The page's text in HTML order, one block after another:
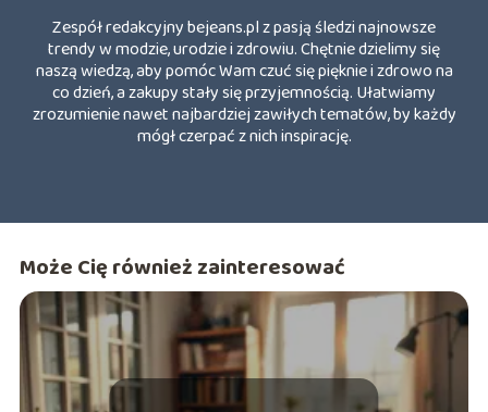
Zespół redakcyjny bejeans.pl z pasją śledzi najnowsze
trendy w modzie, urodzie i zdrowiu. Chętnie dzielimy się
naszą wiedzą, aby pomóc Wam czuć się pięknie i zdrowo na
co dzień, a zakupy stały się przyjemnością. Ułatwiamy
zrozumienie nawet najbardziej zawiłych tematów, by każdy
mógł czerpać z nich inspirację.
Może Cię również zainteresować